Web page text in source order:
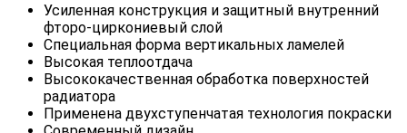
Усиленная конструкция и защитный внутренний
фторо-циркониевый слой
Специальная форма вертикальных ламелей
Высокая теплоотдача
Высококачественная обработка поверхностей
радиатора
Применена двухступенчатая технология покраски